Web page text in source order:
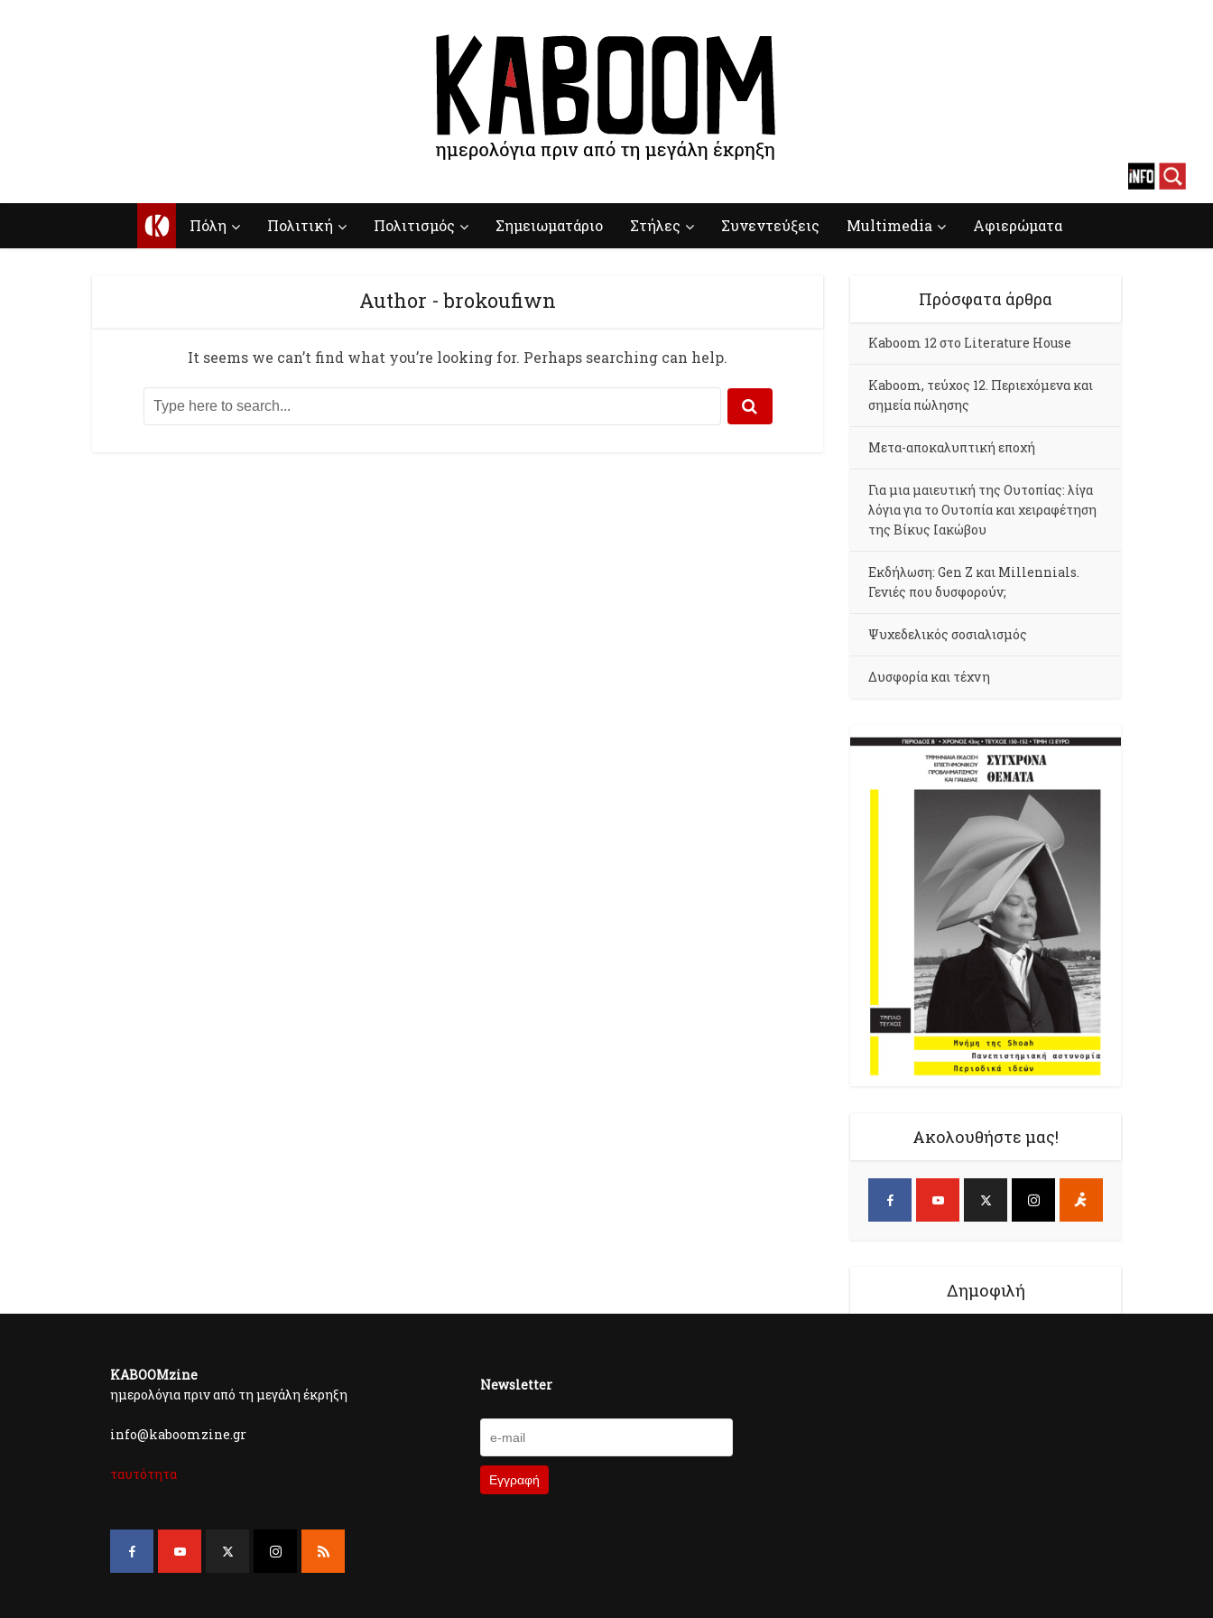
Κ Πόλη Πολιτική Πολιτισμός Σημειωματάριο Στήλες Συνεντεύξεις Multimedia Αφιερώματα
Author - brokoufiwn
It seems we can’t find what you’re looking for. Perhaps searching can help.
Πρόσφατα άρθρα
Kaboom 12 στο Literature House
Kaboom, τεύχος 12. Περιεχόμενα και
σημεία πώλησης
Μετα-αποκαλυπτική εποχή
Για μια μαιευτική της Ουτοπίας: λίγα
λόγια για το Ουτοπία και χειραφέτηση
της Βίκυς Ιακώβου
Εκδήλωση: Gen Z και Millennials.
Γενιές που δυσφορούν;
Ψυχεδελικός σοσιαλισμός
Δυσφορία και τέχνη
Ακολουθήστε μας!
Δημοφιλή
KABOOMzine
ημερολόγια πριν από τη μεγάλη έκρηξη
info@kaboomzine.gr
ταυτότητα
Newsletter